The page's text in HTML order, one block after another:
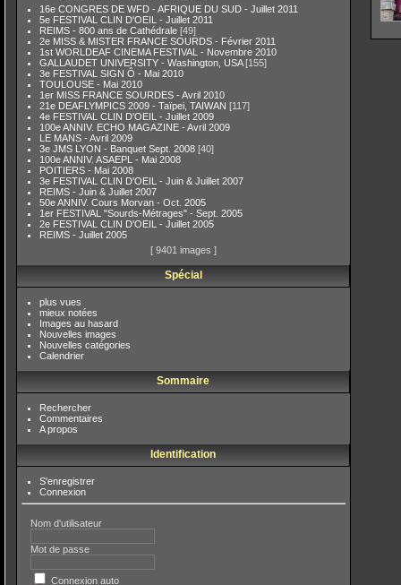
16e CONGRES DE WFD - AFRIQUE DU SUD - Juillet 2011
5e FESTIVAL CLIN D'OEIL - Juillet 2011
REIMS - 800 ans de Cathédrale [49]
2e MISS & MISTER FRANCE SOURDS - Février 2011
1st WORLDEAF CINEMA FESTIVAL - Novembre 2010
GALLAUDET UNIVERSITY - Washington, USA[155]
3e FESTIVAL SIGN Ô - Mai 2010
TOULOUSE - Mai 2010
1er MISS FRANCE SOURDES - Avril 2010
21e DEAFLYMPICS 2009 - Taïpei, TAIWAN [117]
4e FESTIVAL CLIN D'OEIL - Juillet 2009
100e ANNIV. ECHO MAGAZINE - Avril 2009
LE MANS - Avril 2009
3e JMS LYON - Banquet Sept. 2008 [40]
100e ANNIV. ASAEPL - Mai 2008
POITIERS - Mai 2008
3e FESTIVAL CLIN D'OEIL - Juin & Juillet 2007
REIMS - Juin & Juillet 2007
50e ANNIV. Cours Morvan - Oct. 2005
1er FESTIVAL "Sourds-Métrages" - Sept. 2005
2e FESTIVAL CLIN D'OEIL - Juillet 2005
REIMS - Juillet 2005
[ 9401 images ]
Spécial
plus vues
mieux notées
Images au hasard
Nouvelles images
Nouvelles catégories
Calendrier
Sommaire
Rechercher
Commentaires
A propos
Identification
S'enregistrer
Connexion
Nom d'utilisateur
Mot de passe
Connexion auto